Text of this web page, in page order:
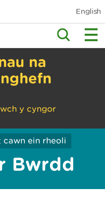
English
na
y cyngor
cawn ein rheoli
Bwrdd